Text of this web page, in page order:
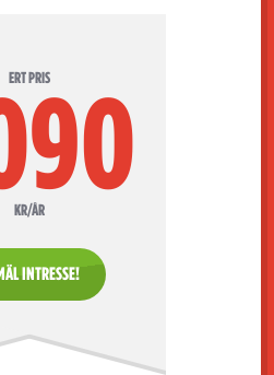
ERT PRIS
KR/ÅR
INTRESSE!